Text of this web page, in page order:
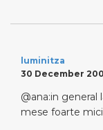
luminitza
30 December
@ana:in general
mese foarte